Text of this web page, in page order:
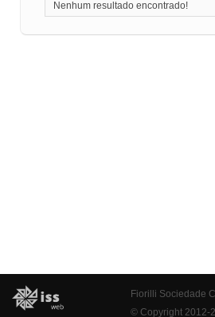
Nenhum resultado encontrado!
Fiorilli Sociedade
© Copyright 2012-